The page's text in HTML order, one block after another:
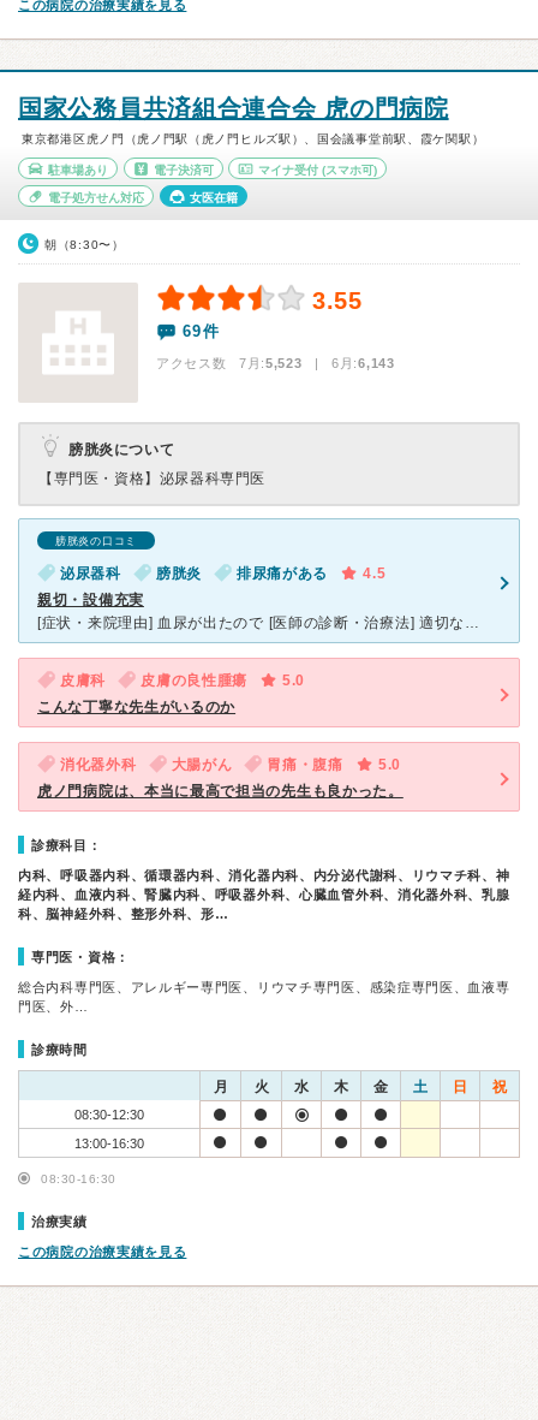
この病院の治療実績を見る
国家公務員共済組合連合会 虎の門病院
東京都港区虎ノ門（虎ノ門駅（虎ノ門ヒルズ駅）、国会議事堂前駅、霞ケ関駅）
駐車場あり 電子決済可 マイナ受付 (スマホ可)
電子処方せん対応 女医在籍
朝（8:30〜）
3.55
69件
アクセス数 7月:5,523 | 6月:6,143
膀胱炎について
【専門医・資格】 泌尿器科専門医
膀胱炎の口コミ
泌尿器科 膀胱炎 排尿痛がある
4.5
親切・設備充実
[症状・来院理由] 血尿が出たので [医師の診断・治療法] 適切な薬を処方していただきました。 [感想・費用・待ち時間・看護師などスタッフの対応] 待ち時間は1時間程度でした。適切な説明をし
皮膚科 皮膚の良性腫瘍
5.0
こんな丁寧な先生がいるのか
消化器外科 大腸がん 胃痛・腹痛
5.0
虎ノ門病院は、本当に最高で担当の先生も良かった。
診療科目：
内科、呼吸器内科、循環器内科、消化器内科、内分泌代謝科、リウマチ科、神
経内科、血液内科、腎臓内科、呼吸器外科、心臓血管外科、消化器外科、乳腺
科、脳神経外科、整形外科、形…
専門医・資格：
総合内科専門医、アレルギー専門医、リウマチ専門医、感染症専門医、血液専
門医、外…
診療時間
月 火 水 木 金 土 日 祝
08:30-12:30
13:00-16:30
08:30-16:30
治療実績
この病院の治療実績を見る